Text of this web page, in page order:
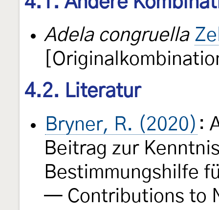
Adela congruella
4.2. Literatur
Bryner, R. (2020) :
Beitrag zur
Bestimmungshilfe
— Contributions to